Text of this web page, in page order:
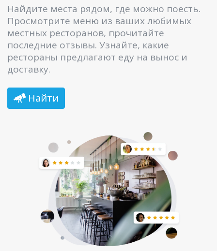
Найдите места рядом, где можно поесть.
Просмотрите меню из ваших любимых
местных ресторанов, прочитайте
последние отзывы. Узнайте, какие
рестораны предлагают еду на вынос и
доставку.
Найти